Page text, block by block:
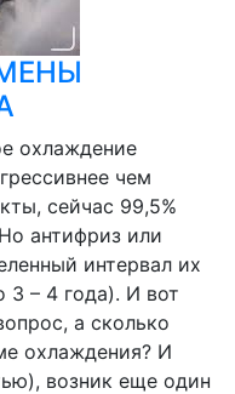
охлаждение
чем
сейчас 99,5%
антифриз или
интервал их
3 – 4 года). И вот
а сколько
охлаждения? И
возник еще один